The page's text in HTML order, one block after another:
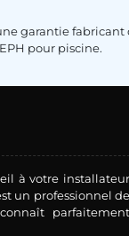
garantie fabricant
pour piscine.
à votre installateur
un professionnel de